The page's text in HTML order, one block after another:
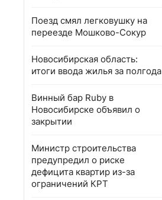
Поезд смял легковушку на
переезде Мошково-Сокур
Новосибирская область:
итоги ввода жилья за полгода
Винный бар Ruby в
Новосибирске объявил о
закрытии
Министр строительства
предупредил о риске
дефицита квартир из-за
ограничений КРТ